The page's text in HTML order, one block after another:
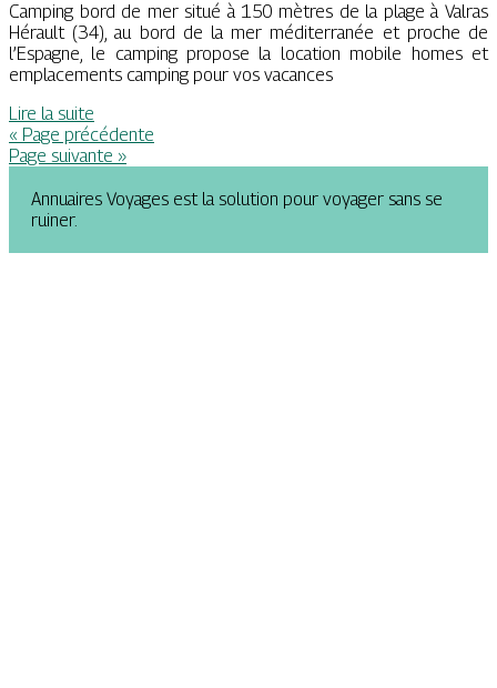
Camping bord de mer situé à 150 mètres de la plage à Valras
Hérault (34), au bord de la mer méditerranée et proche de
l’Espagne, le camping propose la location mobile homes et
emplacements camping pour vos vacances
Lire la suite
« Page précédente
Page suivante »
Annuaires Voyages est la solution pour voyager sans se
ruiner.